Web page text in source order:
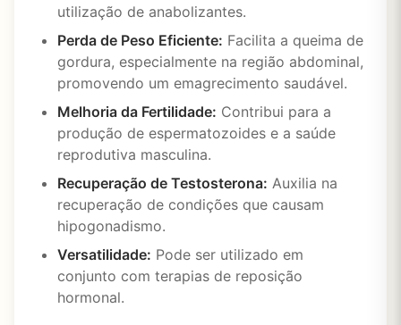
utilização de anabolizantes.
Perda de Peso Eficiente: Facilita a queima de
gordura, especialmente na região abdominal,
promovendo um emagrecimento saudável.
Melhoria da Fertilidade: Contribui para a
produção de espermatozoides e a saúde
reprodutiva masculina.
Recuperação de Testosterona: Auxilia na
recuperação de condições que causam
hipogonadismo.
Versatilidade: Pode ser utilizado em
conjunto com terapias de reposição
hormonal.